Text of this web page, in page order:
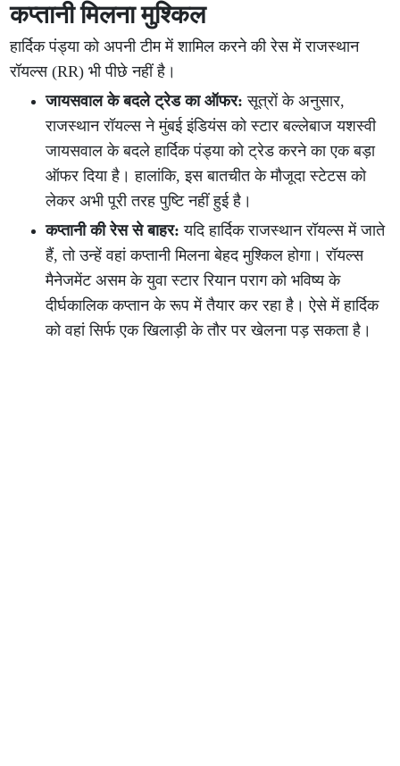
कप्तानी मिलना मुश्किल
हार्दिक पंड्या को अपनी टीम में शामिल करने की रेस में राजस्थान
रॉयल्स (RR) भी पीछे नहीं है।
जायसवाल के बदले ट्रेड का ऑफर: सूत्रों के अनुसार,
राजस्थान रॉयल्स ने मुंबई इंडियंस को स्टार बल्लेबाज यशस्वी
जायसवाल के बदले हार्दिक पंड्या को ट्रेड करने का एक बड़ा
ऑफर दिया है। हालांकि, इस बातचीत के मौजूदा स्टेटस को
लेकर अभी पूरी तरह पुष्टि नहीं हुई है।
कप्तानी की रेस से बाहर: यदि हार्दिक राजस्थान रॉयल्स में जाते
हैं, तो उन्हें वहां कप्तानी मिलना बेहद मुश्किल होगा। रॉयल्स
मैनेजमेंट असम के युवा स्टार रियान पराग को भविष्य के
दीर्घकालिक कप्तान के रूप में तैयार कर रहा है। ऐसे में हार्दिक
को वहां सिर्फ एक खिलाड़ी के तौर पर खेलना पड़ सकता है।